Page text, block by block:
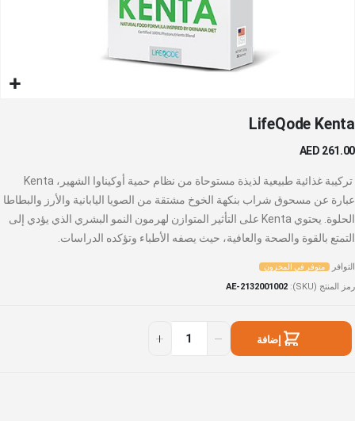
إلى
معرض
LifeQode Kenta
AED 261.00
تركيبة غذائية طبيعية لذيذة مستوحاة من نظام حمية أوكيناوا الشهير، Kenta
عبارة عن مسحوق شراب بنكهة الخوخ مشتقة من الصويا اليابانية والأرز والبطاطا
الحلوة. يحتوي Kenta على التأثير المتوازن لهرمون النمو البشري الذي يؤدي إلى
التمتع بالقوة والصحة والعافية، حيث يصفه الأطباء وتؤكده الدراسات.
التوافر متوفر في المخزون
رمز المنتج (SKU) AE-2132001002
إضافة